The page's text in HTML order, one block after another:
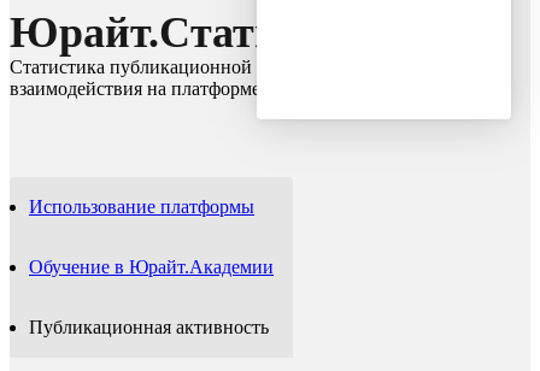
Юрайт.Статистика
Статистика публикационной активности и сетевого
взаимодействия на платформе Юрайт
Использование платформы
Обучение в Юрайт.Академии
Публикационная активность